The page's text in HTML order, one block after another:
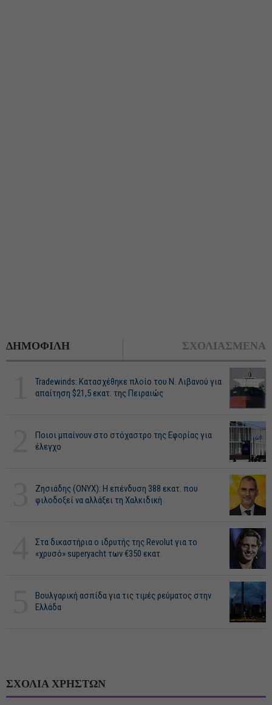
ΔΗΜΟΦΙΛΗ ΣΧΟΛΙΑΣΜΕΝΑ
Tradewinds: Κατασχέθηκε πλοίο του Ν. Λιβανού για
απαίτηση $21,5 εκατ. της Πειραιώς
Ποιοι μπαίνουν στο στόχαστρο της Εφορίας για
έλεγχο
Ζησιάδης (ONYX): Η επένδυση 388 εκατ. που
φιλοδοξεί να αλλάξει τη Χαλκιδική
Στα δικαστήρια ο ιδρυτής της Revolut για το
«χρυσό» superyacht των €350 εκατ.
Βουλγαρική ασπίδα για τις τιμές ρεύματος στην
Ελλάδα
ΣΧΟΛΙΑ ΧΡΗΣΤΩΝ